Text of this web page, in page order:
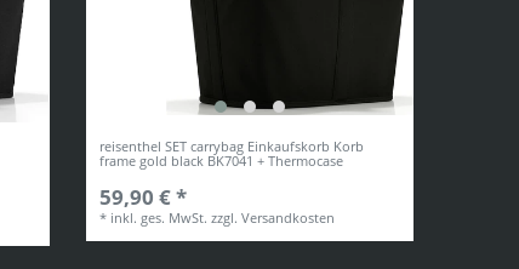
reisenthel SET carrybag Einkaufskorb Korb
frame gold black BK7041 + Thermocase
59,90 € *
* inkl. ges. MwSt. zzgl.Versandkosten